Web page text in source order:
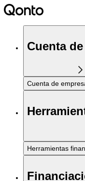
Cuenta
Cuenta de
Herramientas